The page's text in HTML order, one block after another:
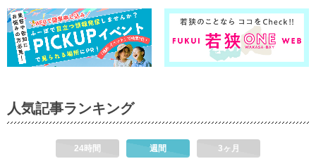
人気記事ランキング
24時間 週間 3ヶ月